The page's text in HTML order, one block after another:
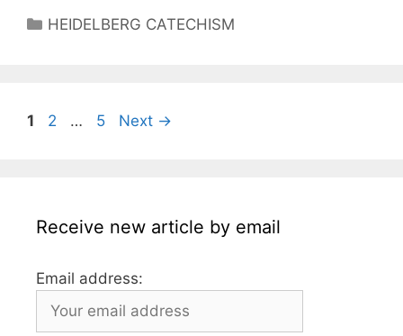
c
o
itt s
e
at
p
k
Categories
HEIDELBERG CATECHISM
Page
1 Page
2 … Page
5 Next →
Receive new article by email
Email address: